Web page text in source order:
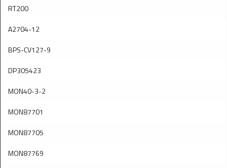
RT200
A2704-12
BPS-CV127-9
DP305423
MON40-3-2
MON87701
MON87705
MON87769